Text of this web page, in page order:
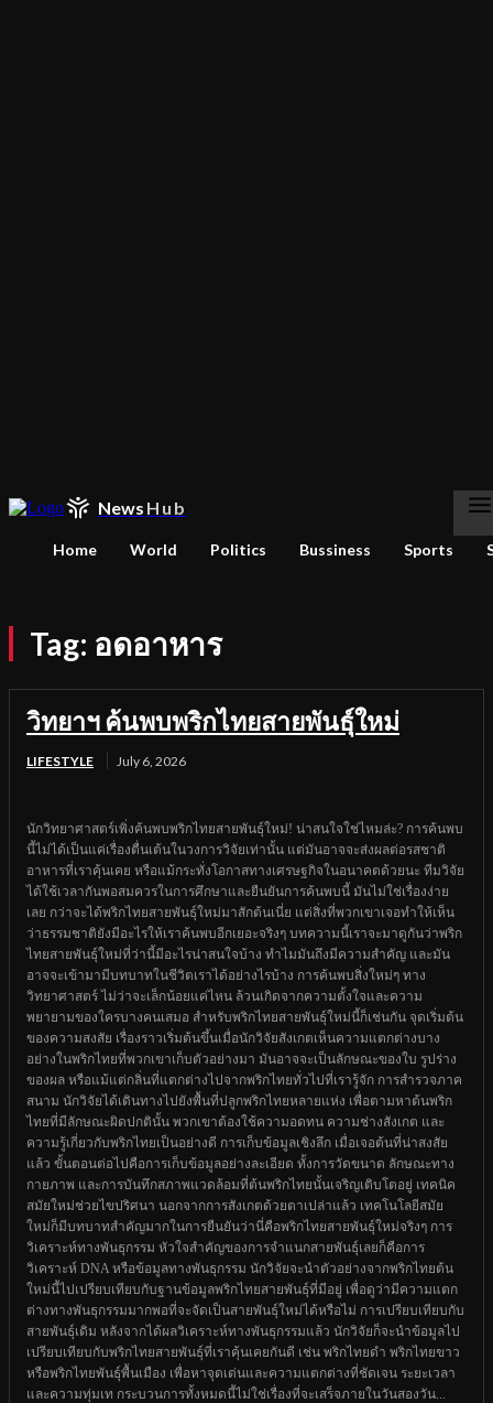
News Hub
Home World Politics Bussiness Sports
Tag: อดอาหาร
วิทยาฯ ค้นพบพริกไทยสายพันธุ์ใหม่
LIFESTYLE July 6, 2026
นักวิทยาศาสตร์เพิ่งค้นพบพริกไทยสายพันธุ์ใหม่! น่าสนใจใช่ไหมล่ะ? การค้นพบ
นี้ไม่ได้เป็นแค่เรื่องตื่นเต้นในวงการวิจัยเท่านั้น แต่มันอาจจะส่งผลต่อรสชาติ
อาหารที่เราคุ้นเคย หรือแม้กระทั่งโอกาสทางเศรษฐกิจในอนาคตด้วยนะ ทีมวิจัย
ได้ใช้เวลากันพอสมควรในการศึกษาและยืนยันการค้นพบนี้ มันไม่ใช่เรื่องง่าย
เลย กว่าจะได้พริกไทยสายพันธุ์ใหม่มาสักต้นเนี่ย แต่สิ่งที่พวกเขาเจอทำให้เห็น
ว่าธรรมชาติยังมีอะไรให้เราค้นพบอีกเยอะจริงๆ บทความนี้เราจะมาดูกันว่าพริก
ไทยสายพันธุ์ใหม่ที่ว่านี้มีอะไรน่าสนใจบ้าง ทำไมมันถึงมีความสำคัญ และมัน
อาจจะเข้ามามีบทบาทในชีวิตเราได้อย่างไรบ้าง การค้นพบสิ่งใหม่ๆ ทาง
วิทยาศาสตร์ ไม่ว่าจะเล็กน้อยแค่ไหน ล้วนเกิดจากความตั้งใจและความ
พยายามของใครบางคนเสมอ สำหรับพริกไทยสายพันธุ์ใหม่นี้ก็เช่นกัน จุดเริ่มต้น
ของความสงสัย เรื่องราวเริ่มต้นขึ้นเมื่อนักวิจัยสังเกตเห็นความแตกต่างบาง
อย่างในพริกไทยที่พวกเขาเก็บตัวอย่างมา มันอาจจะเป็นลักษณะของใบ รูปร่าง
ของผล หรือแม้แต่กลิ่นที่แตกต่างไปจากพริกไทยทั่วไปที่เรารู้จัก การสำรวจภาค
สนาม นักวิจัยได้เดินทางไปยังพื้นที่ปลูกพริกไทยหลายแห่ง เพื่อตามหาต้นพริก
ไทยที่มีลักษณะผิดปกตินั้น พวกเขาต้องใช้ความอดทน ความช่างสังเกต และ
ความรู้เกี่ยวกับพริกไทยเป็นอย่างดี การเก็บข้อมูลเชิงลึก เมื่อเจอต้นที่น่าสงสัย
แล้ว ขั้นตอนต่อไปคือการเก็บข้อมูลอย่างละเอียด ทั้งการวัดขนาด ลักษณะทาง
กายภาพ และการบันทึกสภาพแวดล้อมที่ต้นพริกไทยนั้นเจริญเติบโตอยู่ เทคนิค
สมัยใหม่ช่วยไขปริศนา นอกจากการสังเกตด้วยตาเปล่าแล้ว เทคโนโลยีสมัย
ใหม่ก็มีบทบาทสำคัญมากในการยืนยันว่านี่คือพริกไทยสายพันธุ์ใหม่จริงๆ การ
วิเคราะห์ทางพันธุกรรม หัวใจสำคัญของการจำแนกสายพันธุ์เลยก็คือการ
วิเคราะห์ DNA หรือข้อมูลทางพันธุกรรม นักวิจัยจะนำตัวอย่างจากพริกไทยต้น
ใหม่นี้ไปเปรียบเทียบกับฐานข้อมูลพริกไทยสายพันธุ์ที่มีอยู่ เพื่อดูว่ามีความแตก
ต่างทางพันธุกรรมมากพอที่จะจัดเป็นสายพันธุ์ใหม่ได้หรือไม่ การเปรียบเทียบกับ
สายพันธุ์เดิม หลังจากได้ผลวิเคราะห์ทางพันธุกรรมแล้ว นักวิจัยก็จะนำข้อมูลไป
เปรียบเทียบกับพริกไทยสายพันธุ์ที่เราคุ้นเคยกันดี เช่น พริกไทยดำ พริกไทยขาว
หรือพริกไทยพันธุ์พื้นเมือง เพื่อหาจุดเด่นและความแตกต่างที่ชัดเจน ระยะเวลา
และความทุ่มเท กระบวนการทั้งหมดนี้ไม่ใช่เรื่องที่จะเสร็จภายในวันสองวัน...